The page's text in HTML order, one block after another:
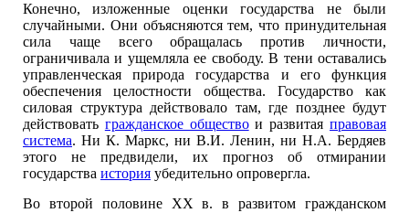
Конечно, изложенные оценки государства не были
случайными. Они объясняются тем, что принудительная
сила чаще всего обращалась против личности,
ограничивала и ущемляла ее свободу. В тени оставались
управленческая природа государства и его функция
обеспечения целостности общества. Государство как
силовая структура действовало там, где позднее будут
действовать гражданское обществои развитаяправовая
система. Ни К. Маркс, ни В.И. Ленин, ни Н.А. Бердяев
этого не предвидели, их прогноз об отмирании
государства история убедительно опровергла.
Во второй половине XX в. в развитом гражданском